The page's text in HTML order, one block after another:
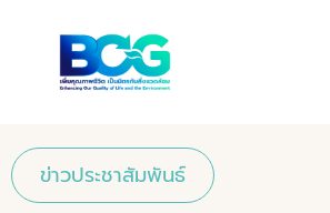
ข่าวประชาสัมพันธ์